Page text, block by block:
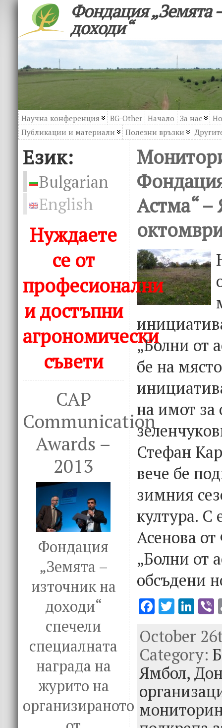
Фондация „Земята
доходи“
Научна конференция BG-Other Начало За нас
Публикации и материали
Полезни връзки
Език:
Bulgarian
English
Нуждаете
се от
професионални
и достъпни
агрономически
съвети
CAP
Communication
Awards –
2013
Фондация
„Земята –
източник на
доходи“
спечели
специалната
награда на
журито на
организираното
Астма“
„Болни от
бе на
на имот за
Стефан
вече бе
зимния
култура. С
Асенова
„Болни от
обсъдени
F
e
b
o
o
k
T
it
te
r
Li
k
e
dI
n
October
Category:
Ямбол,